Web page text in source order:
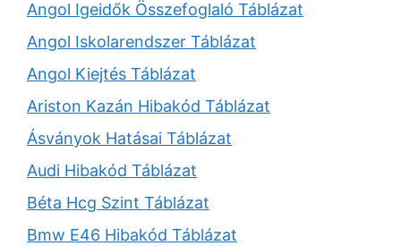
Angol Igeidők Összefoglaló Táblázat
Angol Iskolarendszer Táblázat
Angol Kiejtés Táblázat
Ariston Kazán Hibakód Táblázat
Ásványok Hatásai Táblázat
Audi Hibakód Táblázat
Béta Hcg Szint Táblázat
Bmw E46 Hibakód Táblázat